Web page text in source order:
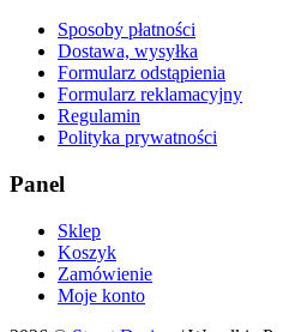
Sposoby płatności
Dostawa, wysyłka
Formularz odstąpienia
Formularz reklamacyjny
Regulamin
Polityka prywatności
Panel
Sklep
Koszyk
Zamówienie
Moje konto